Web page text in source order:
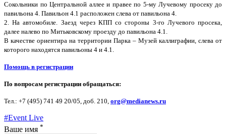
Сокольники по Центральной аллее и правее по 5-му Лучевому просеку до
павильона 4. Павильон 4.1 расположен слева от павильона 4.
2. На автомобиле. Заезд через КПП со стороны 3-го Лучевого просека,
далее налево по Митьковскому проезду до павильона 4.1.
В качестве ориентира на территории Парка – Музей каллиграфии, слева от
которого находятся павильоны 4 и 4.1.
Помощь в регистрации
По вопросам регистрации обращаться:
Тел.: +7 (495) 741 49 20/05, доб. 210, org@medianews.ru
#Event Live
Ваше имя *